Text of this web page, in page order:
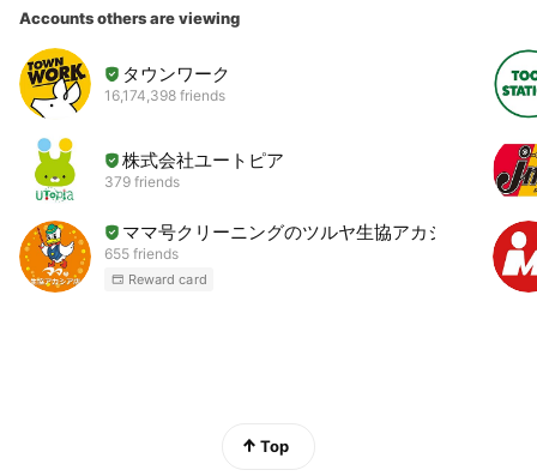
2025年度の実績では、第1回が約2週間、第2回は即日で締
受付終了となる制度です。
2026年度（令和8年度）はもう一度募集（今回は2,500社
の枠に対して応募者多数の場合は抽選となり、落選した場
合は奨励金が支給されないためご注意ください。条件が合
えば引き続き次回も応募できます。）が見込まれています
が、今回の締切は令和8年7月9日です。
マニュアル整備・研修の実施には一定の準備期間が必要で
当事務所は特定社会保険労務士として、労務管理・職場環
境整備の専門家の立場から以下の支援を提供します。
Accounts others are viewing
タウンワーク
16,174,398 friends
株式会社ユートピア
379 friends
ママ号クリーニングのツルヤ生協アカシア店
655 friends
Reward card
Top